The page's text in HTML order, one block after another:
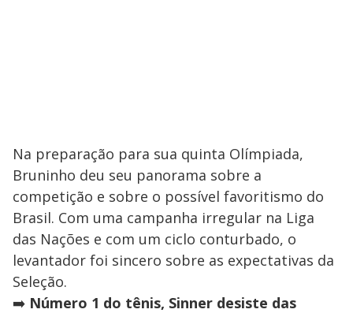
Na preparação para sua quinta Olímpiada,
Bruninho deu seu panorama sobre a
competição e sobre o possível favoritismo do
Brasil. Com uma campanha irregular na Liga
das Nações e com um ciclo conturbado, o
levantador foi sincero sobre as expectativas da
Seleção.
➡️ Número 1 do tênis, Sinner desiste das